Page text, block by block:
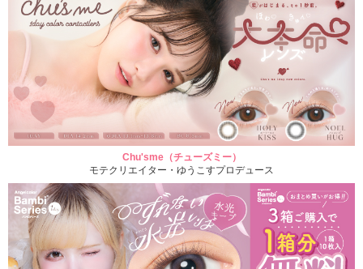
Chu'sme（チューズミー）
モテクリエイター・ゆうこすプロデュース